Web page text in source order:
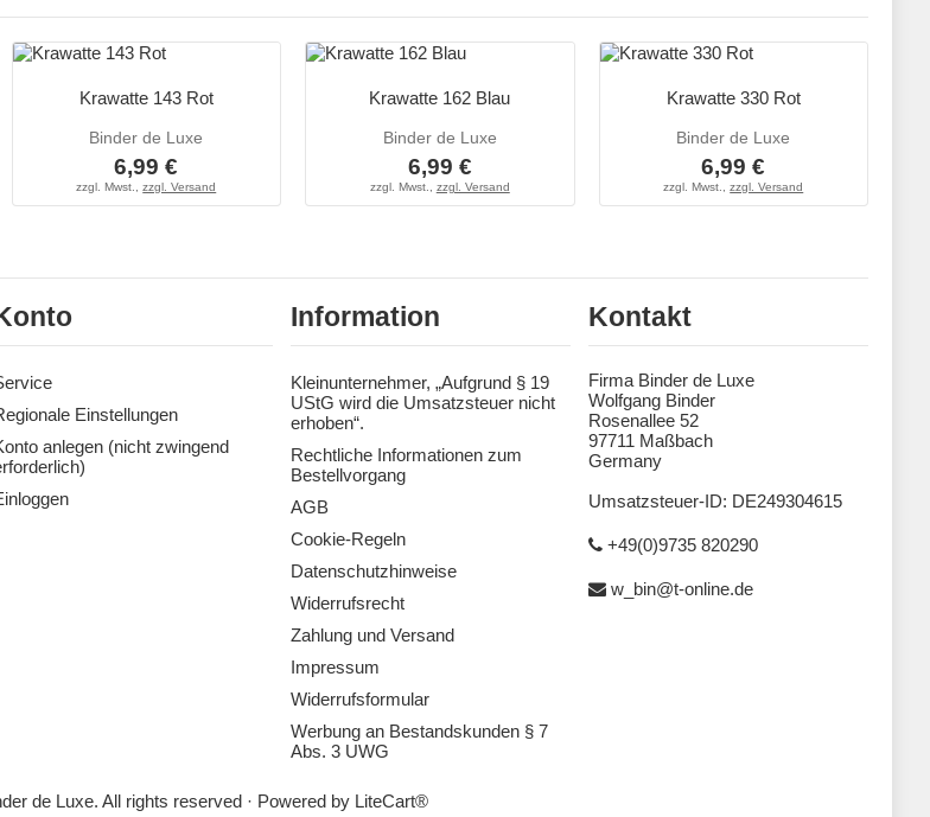
Krawatte 143 Rot
Binder de Luxe
6,99 €
zzgl. Mwst.,zzgl. Versand
Krawatte 162 Blau
Binder de Luxe
6,99 €
zzgl. Mwst., zzgl. Versand
Krawatte 330 Rot
Binder de Luxe
6,99 €
zzgl. Mwst.,zzgl. Versand
Einstellungen
anlegen (nicht zwingend
Information
Kleinunternehmer, „Aufgrund § 19
UStG wird die Umsatzsteuer nicht
erhoben“.
Rechtliche Informationen zum
Bestellvorgang
AGB
Cookie-Regeln
Datenschutzhinweise
Widerrufsrecht
Zahlung und Versand
Impressum
Widerrufsformular
Werbung an Bestandskunden § 7
Abs. 3 UWG
Kontakt
Firma Binder de Luxe
Wolfgang Binder
Rosenallee 52
97711 Maßbach
Germany
Umsatzsteuer-ID: DE249304615
+49(0)9735 820290
w_bin@t-online.de
de Luxe. All rights reserved · Powered by LiteCart®